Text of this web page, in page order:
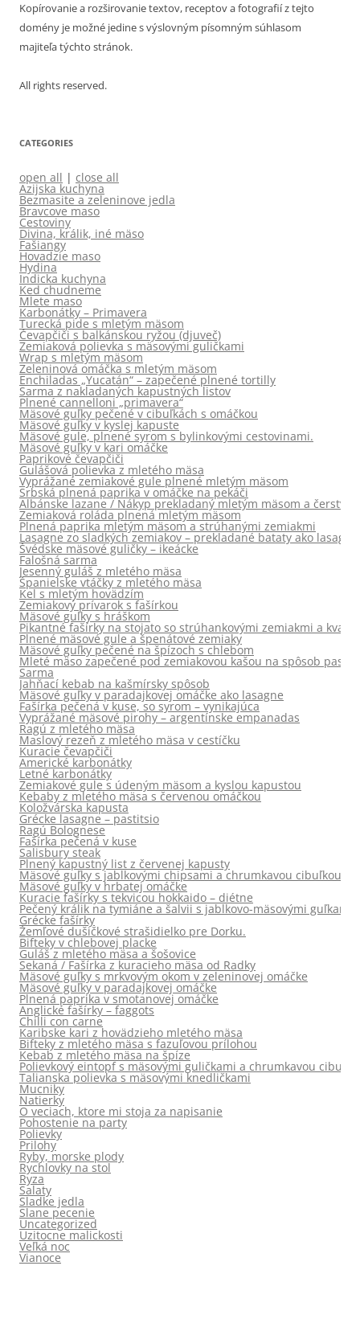
Kopírovanie a rozširovanie textov, receptov a fotografií z tejto
domény je možné jedine s výslovným písomným súhlasom
majiteľa týchto stránok.
All rights reserved.
CATEGORIES
open all | close all
Azijska kuchyna
Bezmasite a zeleninove jedla
Bravcove maso
Cestoviny
Divina, králik, iné mäso
Fašiangy
Hovadzie maso
Hydina
Indicka kuchyna
Ked chudneme
Mlete maso
Karbonátky – Primavera
Turecká pide s mletým mäsom
Čevapčiči s balkánskou ryžou (djuveč)
Zemiaková polievka s mäsovými guličkami
Wrap s mletým mäsom
Zeleninová omáčka s mletým mäsom
Enchiladas „Yucatán“ – zapečené plnené tortilly
Sarma z nakladaných kapustných listov
Plnené cannelloni „primavera“
Mäsové guľky pečené v cibuľkách s omáčkou
Mäsové guľky v kyslej kapuste
Mäsové gule, plnené syrom s bylinkovými cestovinami.
Mäsové guľky v kari omáčke
Paprikové čevapčiči
Gulášová polievka z mletého mäsa
Vyprážané zemiakové gule plnené mletým mäsom
Srbská plnená paprika v omáčke na pekáči
Albánske lazane / Nákyp prekladaný mletým mäsom a
Zemiaková roláda plnená mletým mäsom
Plnená paprika mletým mäsom a strúhanými zemiakmi
Lasagne zo sladkých zemiakov – prekladané bataty ako lasagne
Švédske mäsové guličky – ikeácke
Falošná sarma
Jesenný guláš z mletého mäsa
Španielske vtáčky z mletého mäsa
Kel s mletým hovädzím
Zemiakový prívarok s fašírkou
Mäsové guľky s hráškom
Pikantné fašírky na stojato so strúhankovými zemiakmi a
Plnené mäsové gule a špenátové zemiaky
Mäsové guľky pečené na špízoch s chlebom
Mleté mäso zapečené pod zemiakovou kašou na spôsob
Sarma
Jahňací kebab na kašmírsky spôsob
Mäsové guľky v paradajkovej omáčke ako lasagne
Fašírka pečená v kuse, so syrom – vynikajúca
Vyprážané mäsové pirohy – argentínske empanadas
Ragú z mletého mäsa
Maslový rezeň z mletého mäsa v cestíčku
Kuracie čevapčiči
Americké karbonátky
Letné karbonátky
Zemiakové gule s údeným mäsom a kyslou kapustou
Kebaby z mletého mäsa s červenou omáčkou
Koložvárska kapusta
Grécke lasagne – pastitsio
Ragú Bolognese
Fašírka pečená v kuse
Salisbury steak
Plnený kapustný list z červenej kapusty
Mäsové guľky s jablkovými chipsami a chrumkavou cibuľkou
Mäsové guľky v hrbatej omáčke
Kuracie fašírky s tekvicou hokkaido – diétne
Pečený králik na tymiáne a šalvii s jablkovo-mäsovými guľkami
Grécke fašírky
Žemľové dušičkové strašidielko pre Dorku.
Bifteky v chlebovej placke
Guláš z mletého mäsa a šošovice
Sekaná / Fašírka z kuracieho mäsa od Radky
Mäsové guľky s mrkvovým okom v zeleninovej omáčke
Mäsové guľky v paradajkovej omáčke
Plnená paprika v smotanovej omáčke
Anglické fašírky – faggots
Chilli con carne
Karibske kari z hovädzieho mletého mäsa
Bifteky z mletého mäsa s fazuľovou prílohou
Kebab z mletého mäsa na špíze
Polievkový eintopf s mäsovými guličkami a chrumkavou cibuľou
Talianska polievka s mäsovými knedličkami
Mucniky
Natierky
O veciach, ktore mi stoja za napisanie
Pohostenie na party
Polievky
Prilohy
Ryby, morske plody
Rychlovky na stol
Ryza
Salaty
Sladke jedla
Slane pecenie
Uncategorized
Uzitocne malickosti
Veľká noc
Vianoce